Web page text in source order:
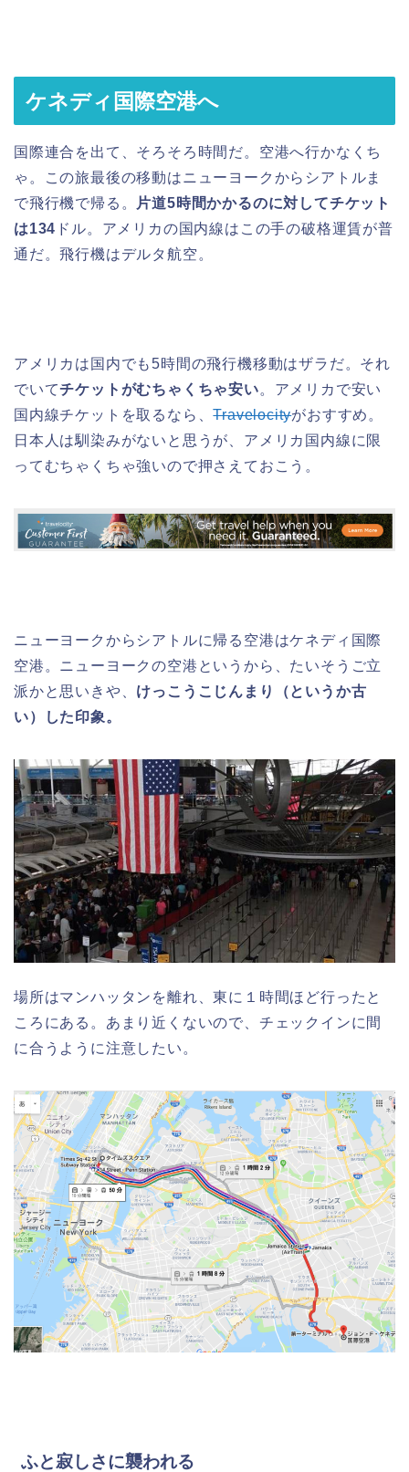
ケネディ国際空港へ
国際連合を出て、そろそろ時間だ。空港へ行かなくち
ゃ。この旅最後の移動はニューヨークからシアトルま
で飛行機で帰る。
片道5時間かかるのに対してチケット
は134 ドル。アメリカの国内線はこの手の破格運賃が普
通だ。飛行機はデルタ航空。
アメリカは国内でも5時間の飛行機移動はザラだ。それ
でいてチケットがむちゃくちゃ安い。アメリカで安い
国内線チケットを取るなら、Travelocityがおすすめ。
日本人は馴染みがないと思うが、アメリカ国内線に限
ってむちゃくちゃ強いので押さえておこう。
ニューヨークからシアトルに帰る空港はケネディ国際
空港。ニューヨークの空港というから、たいそうご立
派かと思いきや、 けっこうこじんまり（というか古
い）した印象。
場所はマンハッタンを離れ、東に１時間ほど行ったと
ころにある。あまり近くないので、チェックインに間
に合うように注意したい。
ふと寂しさに襲われる